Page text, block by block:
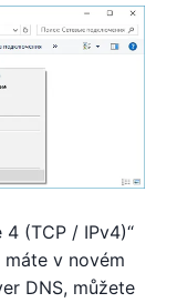
(TCP / IPv4)“
máte v novém
DNS, můžete